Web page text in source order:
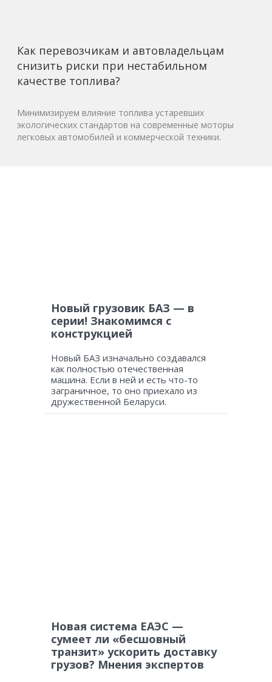
Как перевозчикам и автовладельцам
снизить риски при нестабильном
качестве топлива?
Минимизируем влияние топлива устаревших
экологических стандартов на современные моторы
легковых автомобилей и коммерческой техники.
Новый грузовик БАЗ — в
серии! Знакомимся с
конструкцией
Новый БАЗ изначально создавался
как полностью отечественная
машина. Если в ней и есть что-то
заграничное, то оно приехало из
дружественной Беларуси.
Новая система ЕАЭС —
сумеет ли «бесшовный
транзит» ускорить доставку
грузов? Мнения экспертов